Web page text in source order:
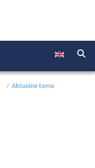
Aktuelne teme